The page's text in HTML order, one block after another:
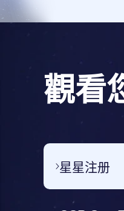
觀看
星星注册